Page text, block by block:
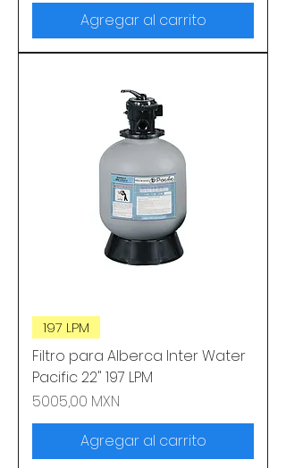
Agregar al carrito
197 LPM
Filtro para Alberca Inter Water
Pacific 22" 197 LPM
Precio
5005,00 MXN
Agregar al carrito